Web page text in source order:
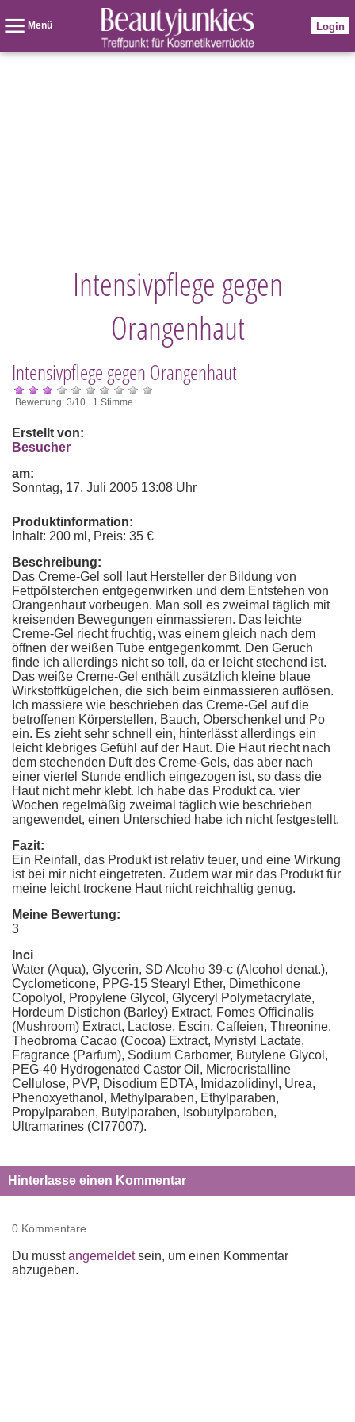
Menü Login
Intensivpflege gegen
Orangenhaut
Intensivpflege gegen Orangenhaut
Bewertung: 3/10 1 Stimme
Erstellt von:
Besucher
am:
Sonntag, 17. Juli 2005 13:08 Uhr
Produktinformation:
Inhalt: 200 ml, Preis: 35 €
Beschreibung:
Das Creme-Gel soll laut Hersteller der Bildung von
Fettpölsterchen entgegenwirken und dem Entstehen von
Orangenhaut vorbeugen. Man soll es zweimal täglich mit
kreisenden Bewegungen einmassieren. Das leichte
Creme-Gel riecht fruchtig, was einem gleich nach dem
öffnen der weißen Tube entgegenkommt. Den Geruch
finde ich allerdings nicht so toll, da er leicht stechend ist.
Das weiße Creme-Gel enthält zusätzlich kleine blaue
Wirkstoffkügelchen, die sich beim einmassieren auflösen.
Ich massiere wie beschrieben das Creme-Gel auf die
betroffenen Körperstellen, Bauch, Oberschenkel und Po
ein. Es zieht sehr schnell ein, hinterlässt allerdings ein
leicht klebriges Gefühl auf der Haut. Die Haut riecht nach
dem stechenden Duft des Creme-Gels, das aber nach
einer viertel Stunde endlich eingezogen ist, so dass die
Haut nicht mehr klebt. Ich habe das Produkt ca. vier
Wochen regelmäßig zweimal täglich wie beschrieben
angewendet, einen Unterschied habe ich nicht festgestellt.
Fazit:
Ein Reinfall, das Produkt ist relativ teuer, und eine Wirkung
ist bei mir nicht eingetreten. Zudem war mir das Produkt für
meine leicht trockene Haut nicht reichhaltig genug.
Meine Bewertung:
3
Inci
Water (Aqua), Glycerin, SD Alcoho 39-c (Alcohol denat.),
Cyclometicone, PPG-15 Stearyl Ether, Dimethicone
Copolyol, Propylene Glycol, Glyceryl Polymetacrylate,
Hordeum Distichon (Barley) Extract, Fomes Officinalis
(Mushroom) Extract, Lactose, Escin, Caffeien, Threonine,
Theobroma Cacao (Cocoa) Extract, Myristyl Lactate,
Fragrance (Parfum), Sodium Carbomer, Butylene Glycol,
PEG-40 Hydrogenated Castor Oil, Microcristalline
Cellulose, PVP, Disodium EDTA, Imidazolidinyl, Urea,
Phenoxyethanol, Methylparaben, Ethylparaben,
Propylparaben, Butylparaben, Isobutylparaben,
Ultramarines (CI77007).
Hinterlasse einen Kommentar
0 Kommentare
Du musstangemeldetsein, um einen Kommentar
abzugeben.